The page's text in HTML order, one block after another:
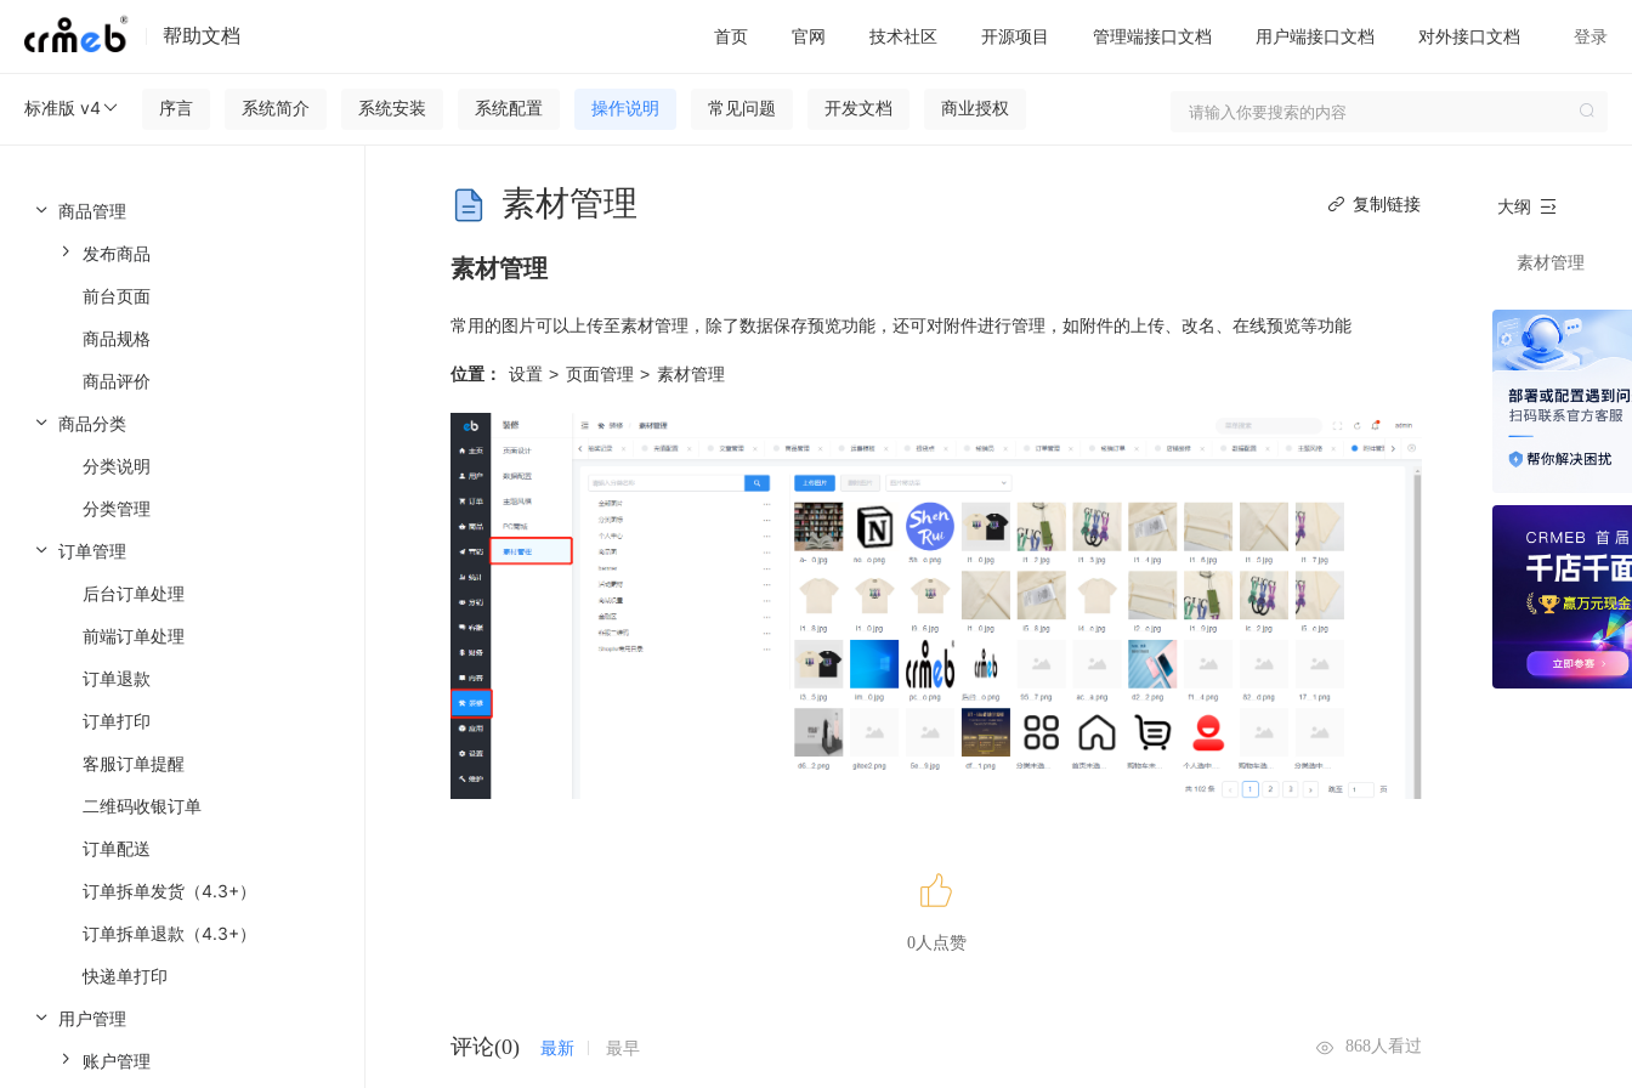
帮助文档 首页 官网 技术社区 开源项目 管理端接口文档 用户端接口文档 对外接口文档 登录
标准版 v4 序言 系统简介 系统安装 系统配置 操作说明 常见问题 开发文档 商业授权
商品管理
发布商品
前台页面
商品规格
商品评价
商品分类
分类说明
分类管理
订单管理
后台订单处理
前端订单处理
订单退款
订单打印
客服订单提醒
二维码收银订单
订单配送
订单拆单发货（4.3+）
订单拆单退款（4.3+）
快递单打印
用户管理
账户管理
素材管理 复制链接
素材管理
常用的图片可以上传至素材管理，除了数据保存预览功能，还可对附件进行管理，如附件的上传、改名、在线预览等功能
位置： 设置 > 页面管理 > 素材管理
0人点赞
评论(0) 最新 最早 868人看过
大纲
素材管理